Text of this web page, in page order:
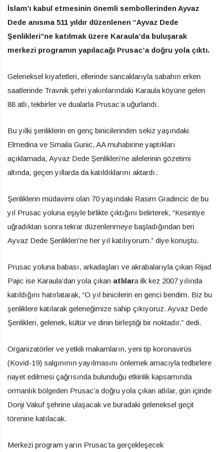
İslam’ı kabul etmesinin önemli sembollerinden Ayvaz
Dede anısına 511 yıldır düzenlenen “Ayvaz Dede
Şenlikleri”ne katılmak üzere Karaula’da buluşarak
merkezi programın yapılacağı Prusac’a doğru yola çıktı.
Geleneksel kıyafetleri, ellerinde sancaklarıyla sabahın erken
saatlerinde Travnik şehri yakınlarındaki Karaula köyüne gelen
88 atlı, tekbirler ve dualarla Prusac’a uğurlandı.
Bu yılki şenliklerin en genç binicilerinden sekiz yaşındaki
Elmedina ve Smaila Gunic, AA muhabirine yaptıkları
açıklamada, Ayvaz Dede Şenlikleri’ne ailelerinin gözetimi
altında, geçen yıllarda da katıldıklarını aktardı.
Şenliklerin müdavimi olan 70 yaşındaki Rasim Gradincic de bu
yıl Prusac yoluna eşiyle birlikte çıktığını belirterek, “Kesintiye
uğradıktan sonra tekrar düzenlenmeye başladığından beri
Ayvaz Dede Şenlikleri’ne her yıl katılıyorum.” diye konuştu.
Prusac yoluna babası, arkadaşları ve akrabalarıyla çıkan Rijad
Pajic ise Karaula’dan yola çıkan atlılara ilk kez 2007 yılında
katıldığını hatırlatarak, “O yıl binicilerin en genci bendim. Biz bu
şenliklere katılarak geleneğimize sahip çıkıyoruz. Ayvaz Dede
Şenlikleri, gelenek, kültür ve dinin birleştiği bir noktadır.” dedi.
Organizatörler ve yetkili makamların, yeni tip koronavirüs
(Kovid-19) salgınının yayılmasını önlemek amacıyla tedbirlere
riayet edilmesi çağrısında bulunduğu etkinlik kapsamında
ormanlık bölgeden Prusac’a doğru yola çıkan atlılar, gün içinde
Donji Vakuf şehrine ulaşacak ve buradaki geleneksel geçit
törenine katılacak.
Merkezi program yarın Prusac’ta gerçekleşecek